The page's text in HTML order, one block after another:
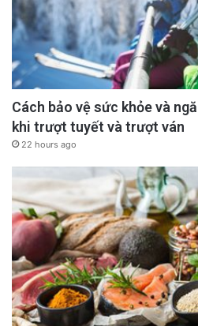
Cách bảo vệ sức khỏe và
khi trượt tuyết và trượt ván
22 hours ago